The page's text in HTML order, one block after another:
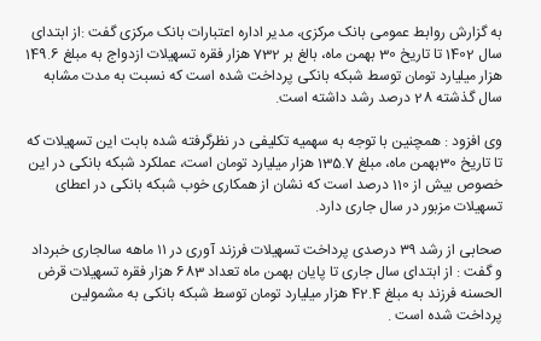
به گزارش روابط عمومی بانک مرکزی، مدیر اداره اعتبارات بانک مرکزیگفت :از ابتدای
سال 1402 تا تاریخ 30‏ بهمن ماه، بالغ بر 732 هزار فقره تسهیلات ازدواج به مبلغ 149.6
هزار میلیارد تومان توسط شبکه بانکی پرداخت شده است که نسبت به مدت مشابه
سال گذشته 28 درصد رشد داشته است.
وی افزود : همچنین با توجه به سهمیه تکلیفی در نظرگرفته شده بابت این تسهیلات که
تا تاریخ 30‏‏‏‏بهمن ماه، مبلغ 135.7 هزار میلیارد تومان است، عملکرد شبکه بانکی در این
خصوص بیش از 110 درصد است که نشان از همکاری خوب شبکه بانکی در اعطای
تسهیلات مزبور در سال جاری دارد.
صحابی از رشد ۳۹ درصدی پرداخت تسهیلات فرزند آوری در ۱۱ ماهه سالجاری خبرداد
و گفت :‌ از ابتدای سال جاری تا پایان بهمن ماه تعداد 683 هزار فقره تسهیلات قرض
الحسنه فرزند به مبلغ 42.4 هزار میلیارد تومان توسط شبکه بانکی به مشمولین
پرداخت شده است .